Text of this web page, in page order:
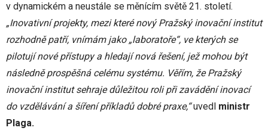
v dynamickém a neustále se měnícím světě 21. století.
„Inovativní projekty, mezi které nový Pražský inovační institut
rozhodně patří, vnímám jako „laboratoře“, ve kterých se
pilotují nové přístupy a hledají nová řešení, jež mohou být
následně prospěšná celému systému. Věřím, že Pražský
inovační institut sehraje důležitou roli při zavádění inovací
do vzdělávání a šíření příkladů dobré praxe,“uvedl ministr
Plaga.